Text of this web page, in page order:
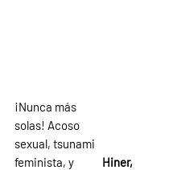
¡Nunca más
solas! Acoso
sexual, tsunami
feminista, y
Hiner,